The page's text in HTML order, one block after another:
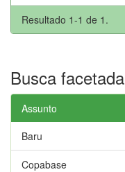
Resultado 1-1 de 1.
Busca facetada
Assunto
Baru
Copabase